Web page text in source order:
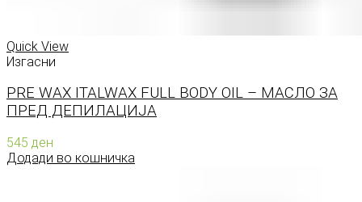
Quick View
Изгасни
PRE WAX ITALWAX FULL BODY OIL – МАСЛО ЗА
ПРЕД ДЕПИЛАЦИЈА
545 ден
Додади во кошничка